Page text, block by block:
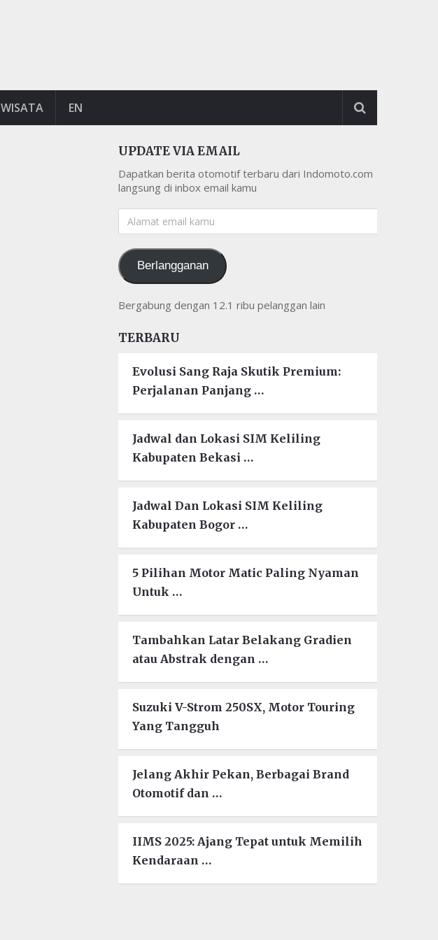
WISATA EN
UPDATE VIA EMAIL
Dapatkan berita otomotif terbaru dari Indomoto.com
langsung di inbox email kamu
Alamat
email
Berlangganan
Bergabung dengan 12.1 ribu pelanggan lain
TERBARU
Evolusi Sang Raja Skutik Premium:
Perjalanan Panjang …
Jadwal dan Lokasi SIM Keliling
Kabupaten Bekasi …
Jadwal Dan Lokasi SIM Keliling
Kabupaten Bogor …
5 Pilihan Motor Matic Paling Nyaman
Untuk …
Tambahkan Latar Belakang Gradien
atau Abstrak dengan …
Suzuki V-Strom 250SX, Motor Touring
Yang Tangguh
Jelang Akhir Pekan, Berbagai Brand
Otomotif dan …
IIMS 2025: Ajang Tepat untuk Memilih
Kendaraan …